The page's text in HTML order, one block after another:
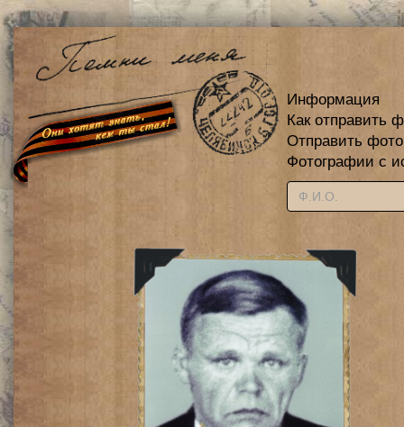
Информация
Как отправить
Отправить
Фотографии с